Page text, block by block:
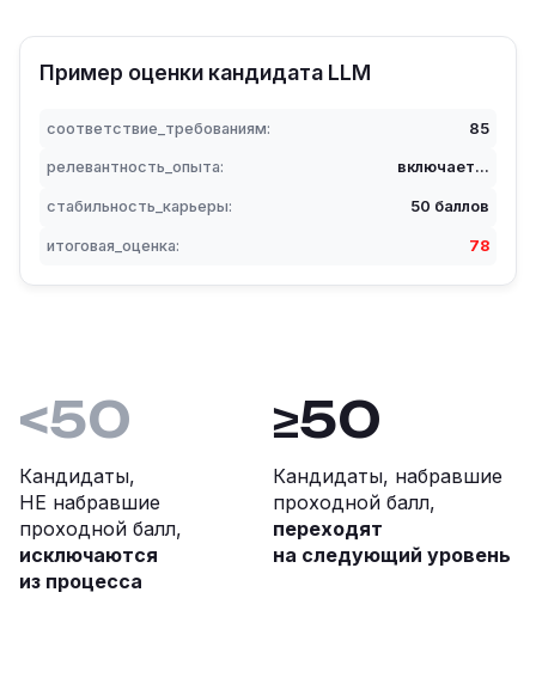
Пример оценки кандидата LLM
соответствие_требованиям: 85
релевантность_опыта: включает...
стабильность_карьеры: 50 баллов
итоговая_оценка: 78
<50
Кандидаты,
НЕ набравшие
проходной балл,
исключаются
из процесса
≥50
Кандидаты, набравшие
проходной балл,
переходят
на следующий уровень